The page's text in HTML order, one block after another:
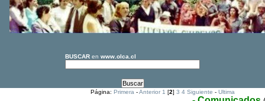
BUSCAR en www.olca.cl
Página:Primera -Anterior 1 [2]3 4 Siguiente -Ultima